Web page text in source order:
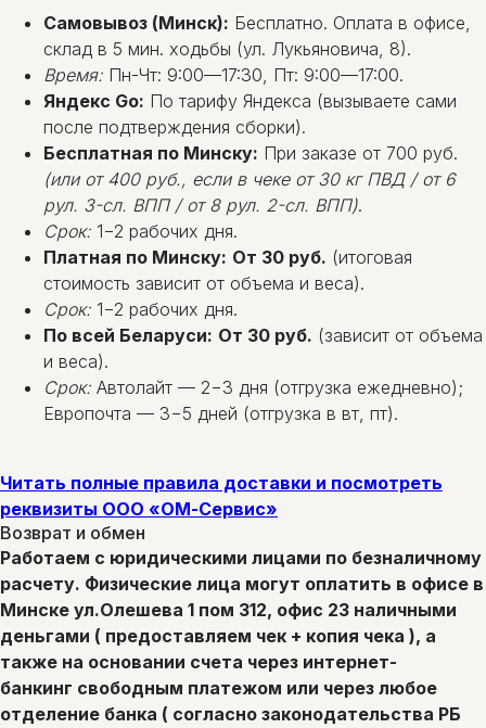
Самовывоз (Минск): Бесплатно. Оплата в офисе,
склад в 5 мин. ходьбы (ул. Лукьяновича, 8).
Время: Пн-Чт: 9:00—17:30, Пт: 9:00—17:00.
Яндекс Go: По тарифу Яндекса (вызываете сами
после подтверждения сборки).
Бесплатная по Минску: При заказе от 700 руб.
(или от 400 руб., если в чеке от 30 кг ПВД / от 6
рул. 3-сл. ВПП / от 8 рул. 2-сл. ВПП).
Срок: 1−2 рабочих дня.
Платная по Минску: От 30 руб. (итоговая
стоимость зависит от объема и веса).
Срок: 1−2 рабочих дня.
По всей Беларуси: От 30 руб. (зависит от объема
и веса).
Срок: Автолайт — 2−3 дня (отгрузка ежедневно);
Европочта — 3−5 дней (отгрузка в вт, пт).
Читать полные правила доставки и посмотреть
реквизиты ООО «ОМ-Сервис»
Возврат и обмен
Работаем с юридическими лицами по безналичному
расчету. Физические лица могут оплатить в офисе в
Минске ул.Олешева 1 пом 312, офис 23 наличными
деньгами ( предоставляем чек + копия чека ), а
также на основании счета через интернет-
банкинг свободным платежом или через любое
отделение банка ( согласно законодательства РБ